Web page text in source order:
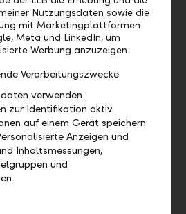
in der Schweiz, in
in Dubai und in Abu Dhabi
2025 lag das Geschäftsvolumen
125.9 Mia.
2026, Veröffentlichung
2026
35. ordentliche
Termine anzeigen
Nutzungsdaten sowie die
mit Marketingplattformen
Meta und LinkedIn, um
Werbung anzuzeigen.
Verarbeitungszwecke
verwenden.
zur Identifikation aktiv
auf einem Gerät speichern
Anzeigen und
Inhaltsmessungen,
und